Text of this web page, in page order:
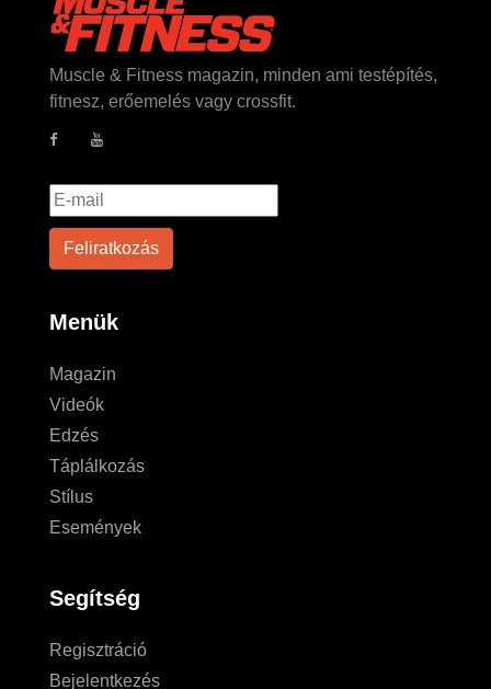
Muscle & Fitness magazin, minden ami testépítés,
fitnesz, erőemelés vagy crossfit.
Menük
Magazin
Videók
Edzés
Táplálkozás
Stílus
Események
Segítség
Regisztráció
Bejelentkezés